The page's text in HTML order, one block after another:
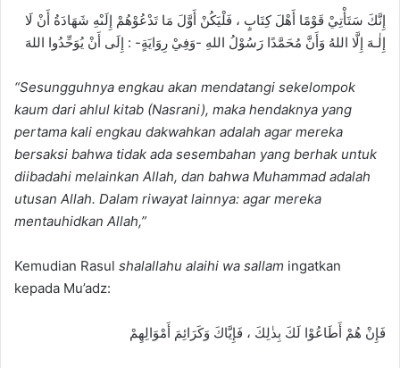
إِنَّكَ سَتَأْتِيْ قَوْمًا أَهْلَ كِتَابٍ ، فَلْيَكُنْ أَوَّلَ مَا تَدْعُوْهُمْ إِلَىْهِ شَهَادَةُ أَنْ لَا
إِلٰـهَ إِلَّا اللهُ وَأَنَّ مُحَمَّدًا رَسُوْلُ اللهِ -وَفِيْ رِوَايَةٍ- : إِلَى أَنْ يُوَحِّدُوا اللهَ
“Sesungguhnya engkau akan mendatangi sekelompok
kaum dari ahlul kitab (Nasrani), maka hendaknya yang
pertama kali engkau dakwahkan adalah agar mereka
bersaksi bahwa tidak ada sesembahan yang berhak untuk
diibadahi melainkan Allah, dan bahwa Muhammad adalah
utusan Allah. Dalam riwayat lainnya: agar mereka
mentauhidkan Allah,”
Kemudian Rasul shalallahu alaihi wa sallam ingatkan
kepada Mu’adz:
فَإِنْ هُمْ أَطَاعُوْا لَكَ بِذٰلِكَ ، فَإِيَّاكَ وَكَرَائِمَ أَمْوَالِهِمْ